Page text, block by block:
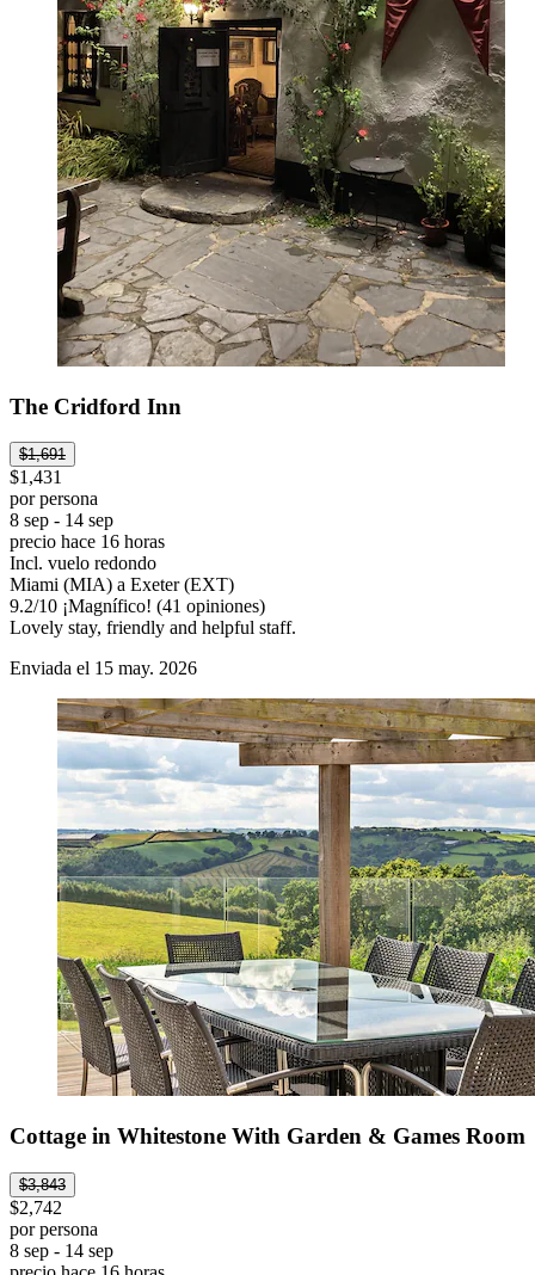
The Cridford Inn
$1,691
$1,431
por persona
8 sep - 14 sep
precio hace 16 horas
Incl. vuelo redondo
Miami (MIA) a Exeter (EXT)
9.2/10 ¡Magnífico! (41 opiniones)
Lovely stay, friendly and helpful staff.
Enviada el 15 may. 2026
Cottage in Whitestone With Garden & Games Room
$3,843
$2,742
por persona
8 sep - 14 sep